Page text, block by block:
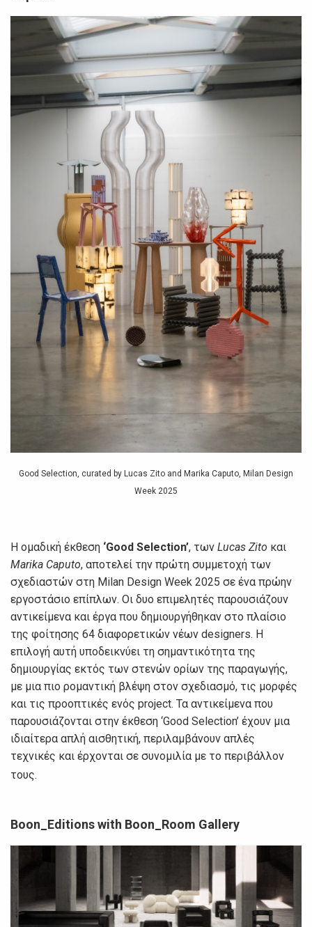
Good Selection, curated by Lucas Zito and Marika Caputo, Milan Design
Week 2025
Η ομαδική έκθεση ‘Good Selection’, των Lucas Zito και
Marika Caputo, αποτελεί την πρώτη συμμετοχή των
σχεδιαστών στη Milan Design Week 2025 σε ένα πρώην
εργοστάσιο επίπλων. Οι δυο επιμελητές παρουσιάζουν
αντικείμενα και έργα που δημιουργήθηκαν στο πλαίσιο
της φοίτησης 64 διαφορετικών νέων designers. Η
επιλογή αυτή υποδεικνύει τη σημαντικότητα της
δημιουργίας εκτός των στενών ορίων της παραγωγής,
με μια πιο ρομαντική βλέψη στον σχεδιασμό, τις μορφές
και τις προοπτικές ενός project. Τα αντικείμενα που
παρουσιάζονται στην έκθεση ‘Good Selection’ έχουν μια
ιδιαίτερα απλή αισθητική, περιλαμβάνουν απλές
τεχνικές και έρχονται σε συνομιλία με το περιβάλλον
τους.
Boon_Editions with Boon_Room Gallery